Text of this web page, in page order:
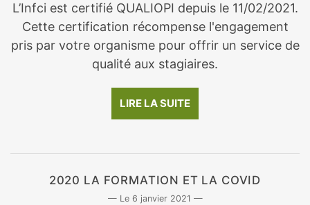
L’Infci est certifié QUALIOPI depuis le 11/02/2021.
Cette certification récompense l'engagement
pris par votre organisme pour offrir un service de
qualité aux stagiaires.
LIRE LA SUITE
2020 LA FORMATION ET LA COVID
6 janvier 2021